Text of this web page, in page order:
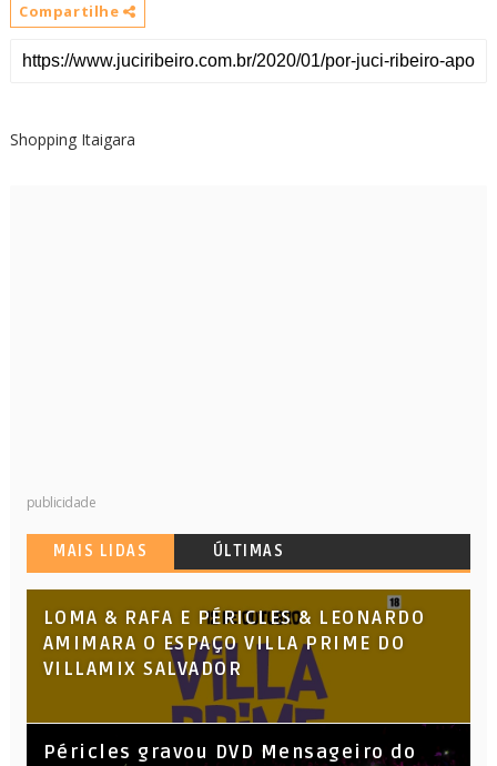
Compartilhe
Shopping Itaigara
publicidade
MAIS LIDAS ÚLTIMAS
LOMA & RAFA E PÉRICLES & LEONARDO
AMIMARA O ESPAÇO VILLA PRIME DO
VILLAMIX SALVADOR
Péricles gravou DVD Mensageiro do